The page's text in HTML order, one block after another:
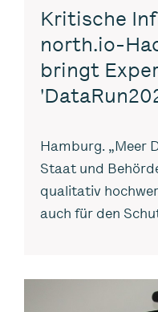
Kritische
north.io-
bringt
Hamburg. „Meer
Staat und
qualitativ
auch für den